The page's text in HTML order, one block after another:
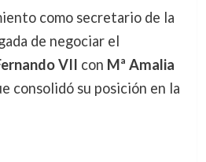
como secretario de la
de negociar el
VII con Mª Amalia
consolidó su posición en la